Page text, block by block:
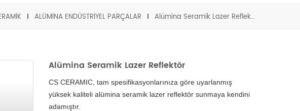
ALÜMINA ENDÜSTRIYEL PARÇALAR Alümina Seramik Lazer Reflektör
Alümina Seramik Lazer Reflektör
CS CERAMIC, tam spesifikasyonlarınıza göre uyarlanmış
yüksek kaliteli alümina seramik lazer reflektör sunmaya kendini
adamıştır.